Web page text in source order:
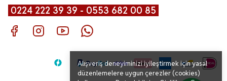
Alışveriş deneyiminizi iyileştirmek için yasal
düzenlemelere uygun çerezler (cookies)
0224 222 39 39 - 0553 682 00 85